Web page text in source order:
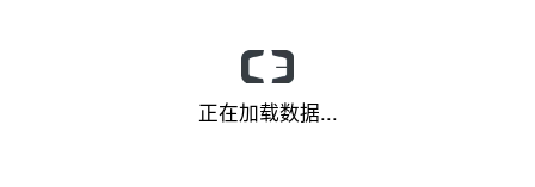
正在加载数据...